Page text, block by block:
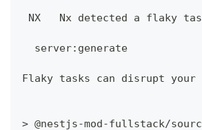
NX   Nx detected a flaky
  server:generate
Flaky tasks can disrupt
> @nestjs-mod-fullstack/